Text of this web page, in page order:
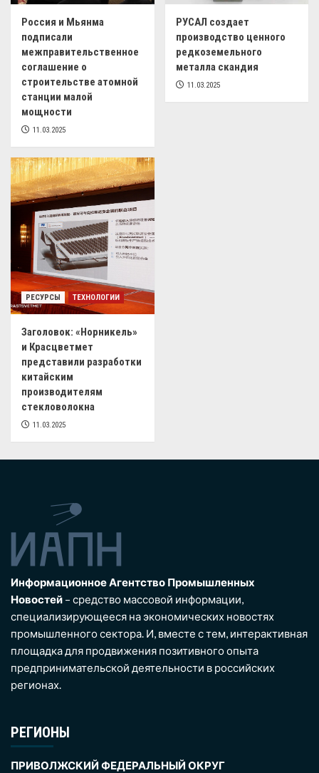
Россия и Мьянма
подписали
межправительственное
соглашение о
строительстве атомной
станции малой
мощности
11.03.2025
РУСАЛ создает
производство ценного
редкоземельного
металла скандия
11.03.2025
РЕСУРСЫ ТЕХНОЛОГИИ
Заголовок: «Норникель»
и Красцветмет
представили разработки
китайским
производителям
стекловолокна
11.03.2025
Информационное Агентство Промышленных
Новостей – средство массовой информации,
специализирующееся на экономических новостях
промышленного сектора. И, вместе с тем, интерактивная
площадка для продвижения позитивного опыта
предпринимательской деятельности в российских
регионах.
РЕГИОНЫ
ПРИВОЛЖСКИЙ ФЕДЕРАЛЬНЫЙ ОКРУГ